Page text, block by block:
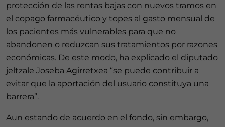
protección de las rentas bajas con nuevos tramos en
el copago farmacéutico y topes al gasto mensual de
los pacientes más vulnerables para que no
abandonen o reduzcan sus tratamientos por razones
económicas. De este modo, ha explicado el diputado
jeltzale Joseba Agirretxea “se puede contribuir a
evitar que la aportación del usuario constituya una
barrera”.
Aun estando de acuerdo en el fondo, sin embargo,